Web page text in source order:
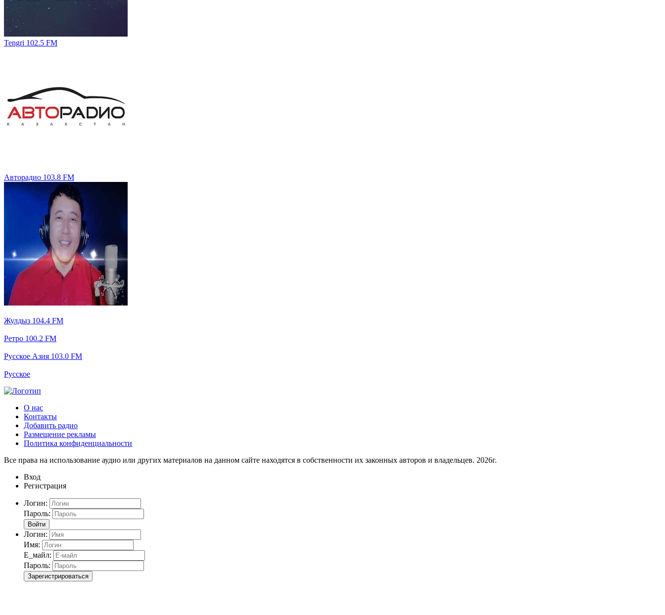
Tengri 102.5 FM
Авторадио 103.8 FM
Жулдыз 104.4 FM
Ретро 100.2 FM
Русское Азия 103.0 FM
Русское
О нас
Контакты
Добавить радио
Размещение рекламы
Политика конфиденциальности
Все права на использование аудио или других материалов на данном сайте находятся в собственности их законных авторов и владельцев. 2026г.
Вход
Регистрация
Логин:
Пароль:
Войти
Логин:
Имя:
Е_майл:
Пароль:
Зарегистрироваться